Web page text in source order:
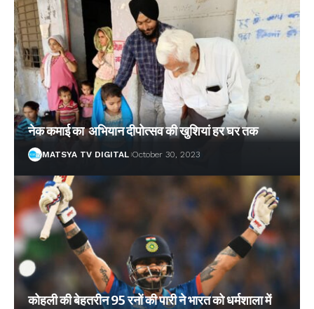
नेक कमाई का अभियान दीपोत्सव की खुशियां हर घर तक
MATSYA TV DIGITAL October 30, 2023
कोहली की बेहतरीन 95 रनों की पारी ने भारत को धर्मशाला में